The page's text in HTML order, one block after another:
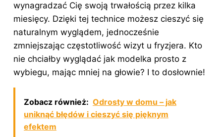
wynagradzać Cię swoją trwałością przez kilka
miesięcy. Dzięki tej technice możesz cieszyć się
naturalnym wyglądem, jednocześnie
zmniejszając częstotliwość wizyt u fryzjera. Kto
nie chciałby wyglądać jak modelka prosto z
wybiegu, mając mniej na głowie? I to dosłownie!
Zobacz również: Odrosty w domu – jak
uniknąć błędów i cieszyć się pięknym
efektem